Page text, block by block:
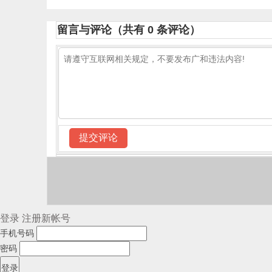
留言与评论（共有 0 条评论）
登录 注册新帐号
手机号码
密码